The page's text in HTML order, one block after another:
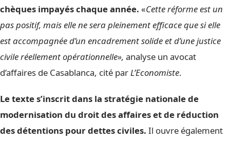
chèques impayés chaque année. «Cette réforme est un
pas positif, mais elle ne sera pleinement efficace que si elle
est accompagnée d’un encadrement solide et d’une justice
civile réellement opérationnelle», analyse un avocat
d’affaires de Casablanca, cité par L’Economiste.
Le texte s’inscrit dans la stratégie nationale de
modernisation du droit des affaires et de réduction
des détentions pour dettes civiles. Il ouvre également